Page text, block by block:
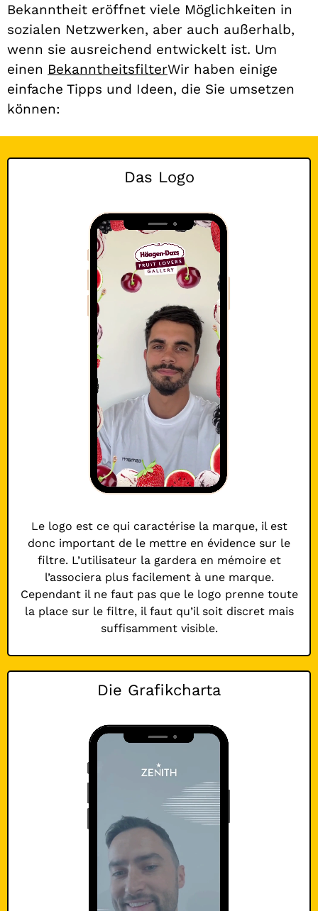
Bekanntheit eröffnet viele Möglichkeiten in
sozialen Netzwerken, aber auch außerhalb,
wenn sie ausreichend entwickelt ist. Um
einen BekanntheitsfilterWir haben einige
einfache Tipps und Ideen, die Sie umsetzen
können:
Das Logo
Le logo est ce qui caractérise la marque, il est
donc important de le mettre en évidence sur le
filtre. L’utilisateur la gardera en mémoire et
l’associera plus facilement à une marque.
Cependant il ne faut pas que le logo prenne toute
la place sur le filtre, il faut qu’il soit discret mais
suffisamment visible.
Die Grafikcharta